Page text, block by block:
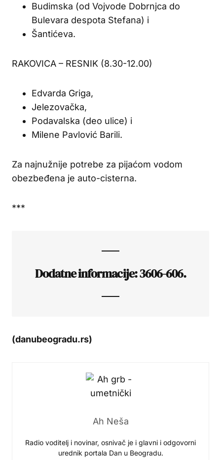
Budimska (od Vojvode Dobrnjca do
Bulevara despota Stefana) i
Šantićeva.
RAKOVICA – RESNIK (8.30-12.00)
Edvarda Griga,
Jelezovačka,
Podavalska (deo ulice) i
Milene Pavlović Barili.
Za najnužnije potrebe za pijaćom vodom
obezbeđena je auto-cisterna.
***
Dodatne informacije: 3606-606.
(danubeogradu.rs)
Ah Neša
Radio voditelj i novinar, osnivač je i glavni i odgovorni
urednik portala Dan u Beogradu.